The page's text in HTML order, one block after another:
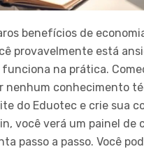
benefícios de
provavelmente está
na prática.
nenhum conhecimento
do Eduotec e crie sua
você verá um painel
passo a passo. Você